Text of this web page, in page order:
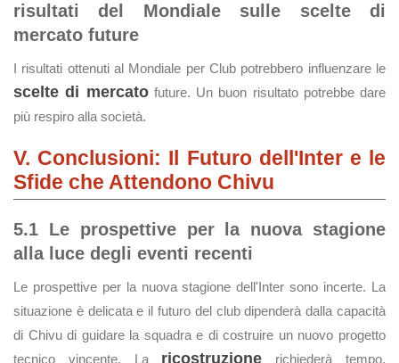
risultati del Mondiale sulle scelte di
mercato future
I risultati ottenuti al Mondiale per Club potrebbero influenzare le
scelte di mercatofuture. Un buon risultato potrebbe dare
più respiro alla società.
V. Conclusioni: Il Futuro dell'Inter e le
Sfide che Attendono Chivu
5.1 Le prospettive per la nuova stagione
alla luce degli eventi recenti
Le prospettive per la nuova stagione dell'Inter sono incerte. La
situazione è delicata e il futuro del club dipenderà dalla capacità
di Chivu di guidare la squadra e di costruire un nuovo progetto
tecnico vincente. La ricostruzione richiederà tempo,